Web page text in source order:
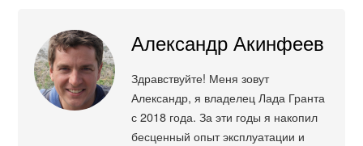
Александр Акинфеев
Здравствуйте! Меня зовут
Александр, я владелец Лада Гранта
с 2018 года. За эти годы я накопил
бесценный опыт эксплуатации и